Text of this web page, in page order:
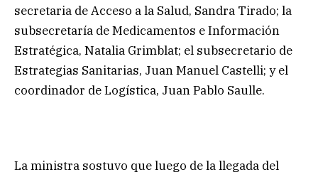
secretaria de Acceso a la Salud, Sandra Tirado; la
subsecretaría de Medicamentos e Información
Estratégica, Natalia Grimblat; el subsecretario de
Estrategias Sanitarias, Juan Manuel Castelli; y el
coordinador de Logística, Juan Pablo Saulle.
La ministra sostuvo que luego de la llegada del